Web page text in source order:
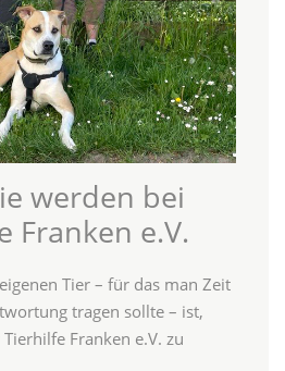
werden bei
Franken e.V.
Tier – für das man Zeit
tragen sollte – ist,
Franken e.V. zu